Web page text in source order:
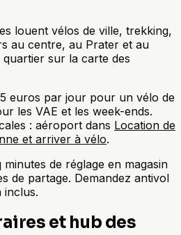
louent vélos de ville, trekking,
au centre, au Prater et au
sur la carte des
euros par jour pour un vélo de
les VAE et les week-ends.
: aéroport dans Location de
et arriver à vélo.
de réglage en magasin
de partage. Demandez antivol
inclus.
et hub des